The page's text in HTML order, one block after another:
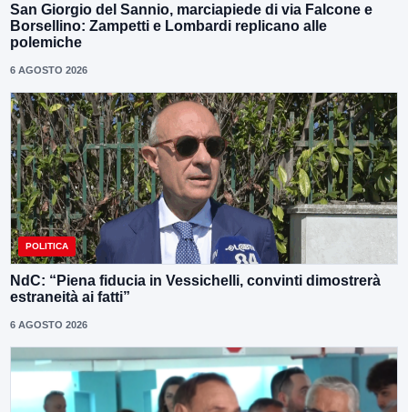
San Giorgio del Sannio, marciapiede di via Falcone e
Borsellino: Zampetti e Lombardi replicano alle
polemiche
6 AGOSTO 2026
POLITICA
NdC: “Piena fiducia in Vessichelli, convinti dimostrerà
estraneità ai fatti”
6 AGOSTO 2026